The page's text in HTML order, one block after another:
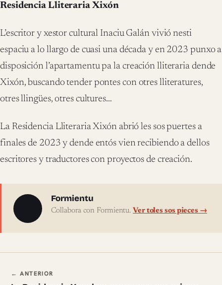
Residencia Lliteraria Xixón
L’escritor y xestor cultural Inaciu Galán vivió nesti
espaciu a lo llargo de cuasi una década y en 2023 punxo a
disposición l’apartamentu pa la creación lliteraria dende
Xixón, buscando tender pontes con otres lliteratures,
otres llingües, otres cultures…
La Residencia Lliteraria Xixón abrió les sos puertes a
finales de 2023 y dende entós vien recibiendo a dellos
escritores y traductores con proyectos de creación.
Sobre l'autor
Formientu
Collabora con Formientu. Ver toles sos pieces →
Navegación ente pieces
← ANTERIOR